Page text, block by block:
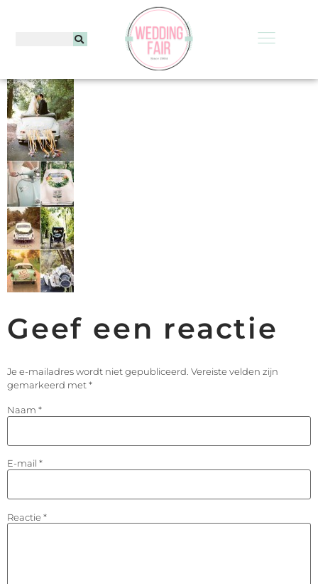
Geef een reactie
Je e-mailadres wordt niet gepubliceerd. Vereiste velden zijn
gemarkeerd met*
Naam *
E-mail *
Reactie *